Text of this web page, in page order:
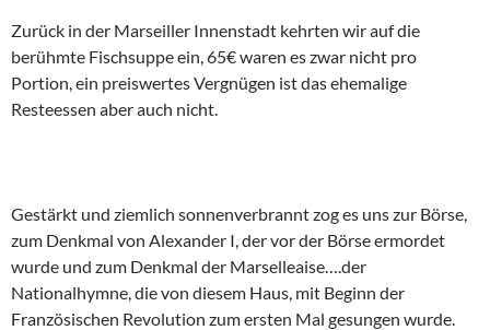
Zurück in der Marseiller Innenstadt kehrten wir auf die
berühmte Fischsuppe ein, 65€ waren es zwar nicht pro
Portion, ein preiswertes Vergnügen ist das ehemalige
Resteessen aber auch nicht.
Gestärkt und ziemlich sonnenverbrannt zog es uns zur Börse,
zum Denkmal von Alexander I, der vor der Börse ermordet
wurde und zum Denkmal der Marselleaise….der
Nationalhymne, die von diesem Haus, mit Beginn der
Französischen Revolution zum ersten Mal gesungen wurde.